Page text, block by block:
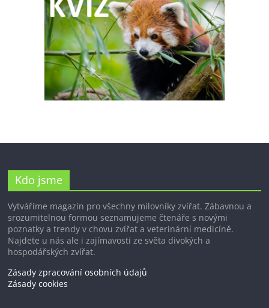
Kdo jsme
Vytváříme magazín pro všechny milovníky zvířat. Zábavnou a
srozumitelnou formou seznamujeme čtenáře s novými
poznatky a trendy v chovu zvířat a veterinární medicíně.
Najdete u nás ale i zajímavosti ze světa divokých a
hospodářských zvířat.
Zásady zpracování osobních údajů
Zásady cookies